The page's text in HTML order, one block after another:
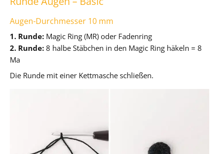
Augen-Durchmesser 10 mm
1. Runde: Magic Ring (MR) oder Fadenring
2. Runde: 8 halbe Stäbchen in den Magic Ring häkeln = 8
Ma
Die Runde mit einer Kettmasche schließen.